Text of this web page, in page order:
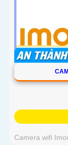
Camera wifi